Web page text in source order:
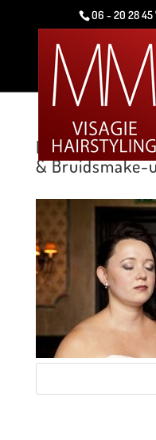
06 - 20 28 45
MM Visagie &
& Bruidsmake-